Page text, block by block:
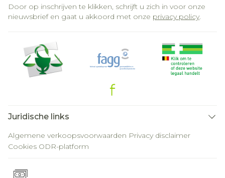
Door op inschrijven te klikken, schrijft u zich in voor onze
nieuwsbrief en gaat u akkoord met onze privacy policy.
Juridische links
Algemene verkoopsvoorwaarden Privacy disclaimer
Cookies ODR-platform